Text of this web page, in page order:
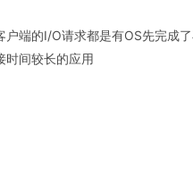
端的I/O请求都是有OS先完成
时间较长的应用